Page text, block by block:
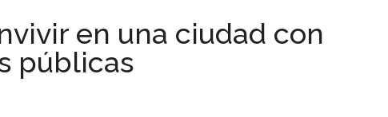
en una ciudad con
públicas